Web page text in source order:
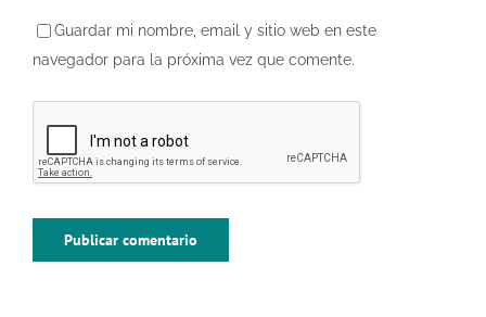
Guardar mi nombre, email y sitio web en este
navegador para la próxima vez que comente.